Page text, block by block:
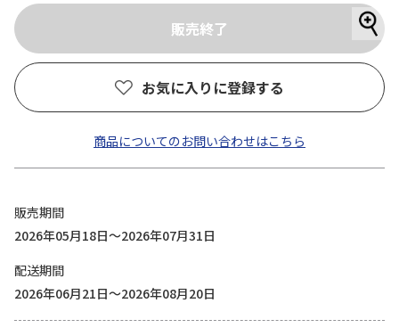
お気に入りに登録する
商品についてのお問い合わせはこちら
販売期間
2026年05月18日～2026年07月31日
配送期間
2026年06月21日～2026年08月20日